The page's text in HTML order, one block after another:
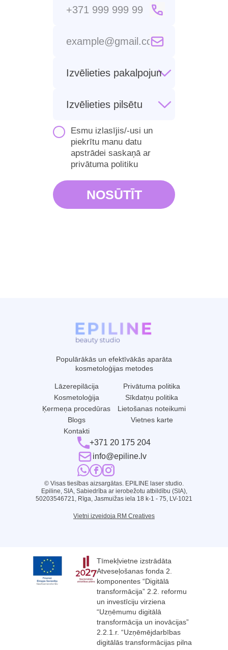
Esmu izlasījis/-usi un
piekrītu manu datu
apstrādei saskaņā ar
privātuma politiku
Populārākās un efektīvākās aparāta
kosmetoloģijas metodes
Lāzerepilācija
Kosmetoloģija
Ķermeņa procedūras
Blogs
Kontakti
Privātuma politika
Sīkdatņu politika
Lietošanas noteikumi
Vietnes karte
+371 20 175 204
info@epiline.lv
© Visas tiesības aizsargātas. EPILINE laser studio.
Epiline, SIA, Sabiedrība ar ierobežotu atbildību (SIA),
50203546721, Rīga, Jasmuižas iela 18 k-1 - 75, LV-1021
Vietni izveidoja RM Creatives
Tīmekļvietne izstrādāta
Atveseļošanas fonda 2.
komponentes “Digitālā
transformācija” 2.2. reformu
un investīciju virziena
“Uzņēmumu digitālā
transformācija un inovācijas”
2.2.1.r. “Uzņēmējdarbības
digitālās transformācijas pilna